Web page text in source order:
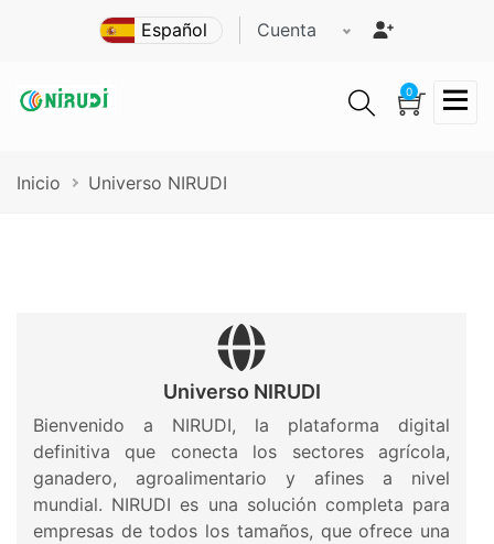
principal
Cuenta
0
Ruta
Inicio Universo NIRUDI
Universo NIRUDI
Bienvenido a NIRUDI, la plataforma digital
definitiva que conecta los sectores agrícola,
ganadero, agroalimentario y afines a nivel
mundial. NIRUDI es una solución completa para
empresas de todos los tamaños, que ofrece una